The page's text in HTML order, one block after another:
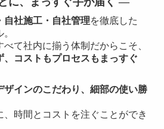
自社施工・自社管理を徹底した
て社内に揃う体制だからこそ、
、コストもプロセスもまっすぐ
ザインのこだわり、細部の使い勝
時間とコストを注ぐことができ